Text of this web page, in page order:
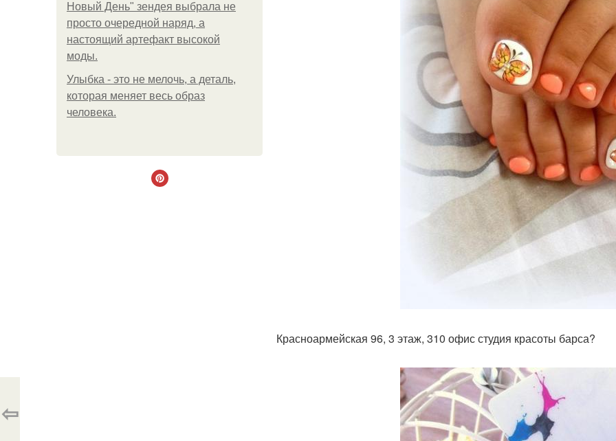
Новый День" зендея выбрала не
просто очередной наряд, а
настоящий артефакт высокой
моды.
Улыбка - это не мелочь, а деталь,
которая меняет весь образ
человека.
Красноармейская 96, 3 этаж, 310 офис студия красоты барса?
⇦